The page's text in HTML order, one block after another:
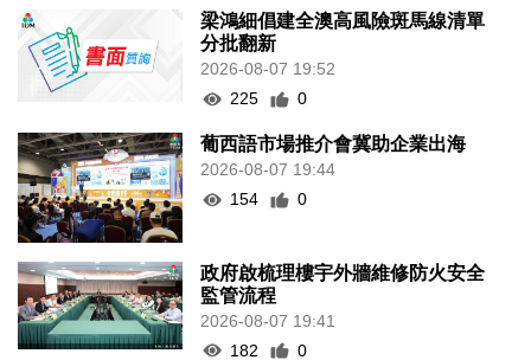
梁鴻細倡建全澳高風險斑馬線清單
分批翻新
2026-08-07 19:52
225
0
葡西語市場推介會冀助企業出海
2026-08-07 19:44
154
0
政府啟梳理樓宇外牆維修防火安全
監管流程
2026-08-07 19:41
182
0